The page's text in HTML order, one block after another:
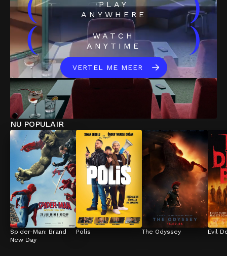
(
PLAY
ANYWHERE
)
(
WATCH
ANYTIME
)
VERTEL ME MEER
NU POPULAIR
Spider-Man: Brand
New Day
Polis The Odyssey Evil